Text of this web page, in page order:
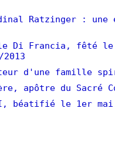
Ratzinger : une
Di Francia, fêté
d'une famille
apôtre du
II, béatifié le 1er